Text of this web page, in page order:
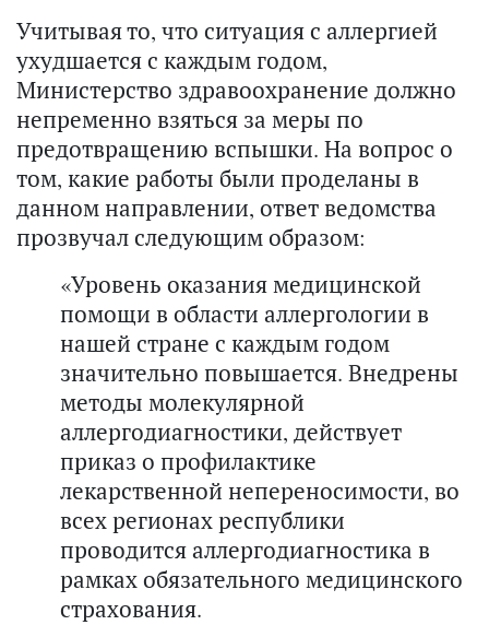
Учитывая то, что ситуация с аллергией
ухудшается с каждым годом,
Министерство здравоохранение должно
непременно взяться за меры по
предотвращению вспышки. На вопрос о
том, какие работы были проделаны в
данном направлении, ответ ведомства
прозвучал следующим образом:
«Уровень оказания медицинской
помощи в области аллергологии в
нашей стране с каждым годом
значительно повышается. Внедрены
методы молекулярной
аллергодиагностики, действует
приказ о профилактике
лекарственной непереносимости, во
всех регионах республики
проводится аллергодиагностика в
рамках обязательного медицинского
страхования.